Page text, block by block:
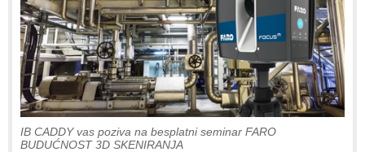
IB CADDY vas poziva na besplatni seminar FARO
BUDUĆNOST 3D SKENIRANJA